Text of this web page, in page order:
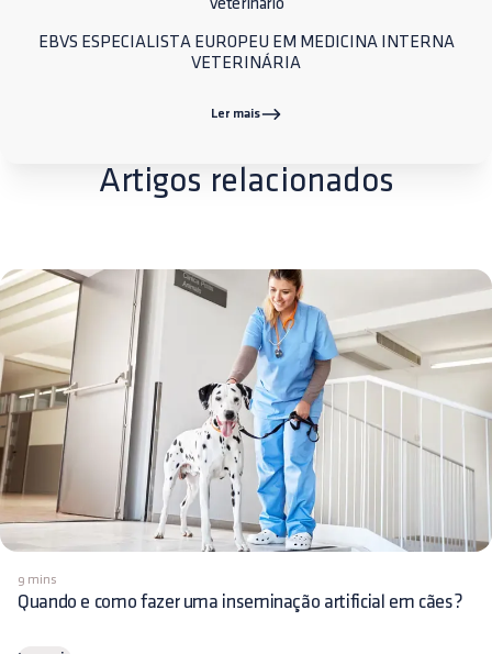
Veterinario
EBVS ESPECIALISTA EUROPEU EM MEDICINA INTERNA
VETERINÁRIA
Ler mais
Artigos relacionados
9 mins
Quando e como fazer uma inseminação artificial em cães?